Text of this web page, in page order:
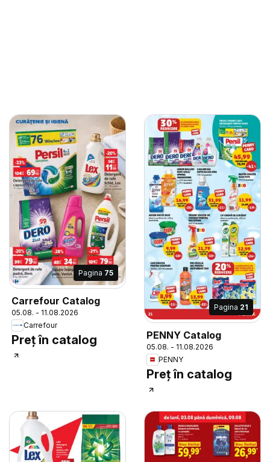
Pagina 75
Carrefour Catalog
05.08. - 11.08.2026
Carrefour
Preț în catalog
Pagina 21
PENNY Catalog
05.08. - 11.08.2026
PENNY
Preț în catalog